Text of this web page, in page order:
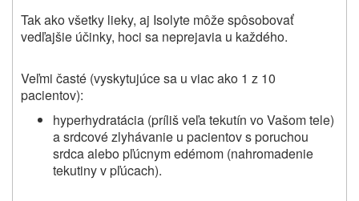
Tak ako všetky lieky, aj Isolyte môže spôsobovať
vedľajšie účinky, hoci sa neprejavia u každého.
Veľmi časté (vyskytujúce sa u viac ako 1 z 10
pacientov):
hyperhydratácia (príliš veľa tekutín vo Vašom tele)
a srdcové zlyhávanie u pacientov s poruchou
srdca alebo pľúcnym edémom (nahromadenie
tekutiny v pľúcach).